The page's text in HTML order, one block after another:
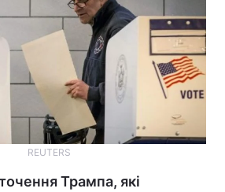
REUTERS
Трампа, які